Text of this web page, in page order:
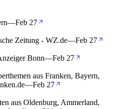
—Feb 27
Zeitung - WZ.de—Feb 27
Bonn—Feb 27
aus Franken, Bayern,
—Feb 27
aus Oldenburg, Ammerland,